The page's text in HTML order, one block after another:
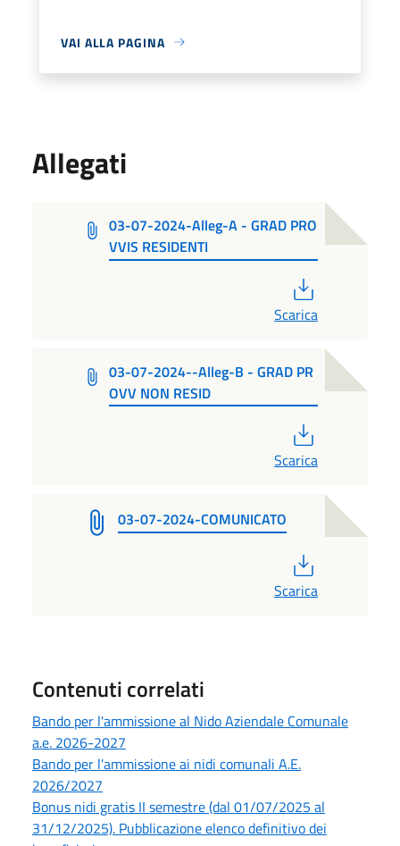
VAI ALLA PAGINA
Allegati
03-07-2024-Alleg-A - GRAD PRO
VVIS RESIDENTI
Scarica
03-07-2024--Alleg-B - GRAD PR
OVV NON RESID
Scarica
03-07-2024-COMUNICATO
Scarica
Contenuti correlati
Bando per l'ammissione al Nido Aziendale Comunale
a.e. 2026-2027
Bando per l'ammissione ai nidi comunali A.E.
2026/2027
Bonus nidi gratis II semestre (dal 01/07/2025 al
31/12/2025). Pubblicazione elenco definitivo dei